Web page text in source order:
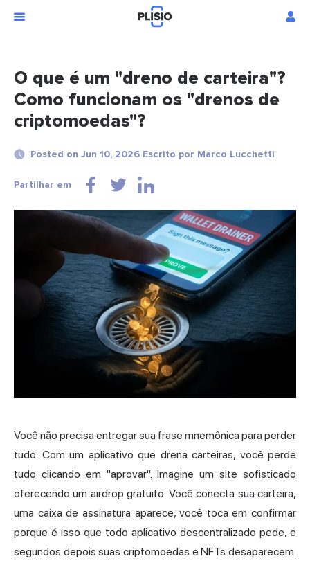
O que é um "dreno de carteira"?
Como funcionam os "drenos de
criptomoedas"?
Posted on Jun 10, 2026 Escrito por Marco Lucchetti
Partilhar em
Você não precisa entregar sua frase mnemônica para perder
tudo. Com um aplicativo que drena carteiras, você perde
tudo clicando em "aprovar". Imagine um site sofisticado
oferecendo um airdrop gratuito. Você conecta sua carteira,
uma caixa de assinatura aparece, você toca em confirmar
porque é isso que todo aplicativo descentralizado pede, e
segundos depois suas criptomoedas e NFTs desaparecem.